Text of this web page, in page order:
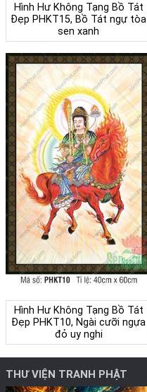
Hình Hư Không Tạng Bồ Tát
Đẹp PHKT15, Bồ Tát ngự tòa
sen xanh
Hình Hư Không Tạng Bồ Tát
Đẹp PHKT10, Ngài cưỡi ngựa
đỏ uy nghi
THƯ VIỆN TRANH PHẬT